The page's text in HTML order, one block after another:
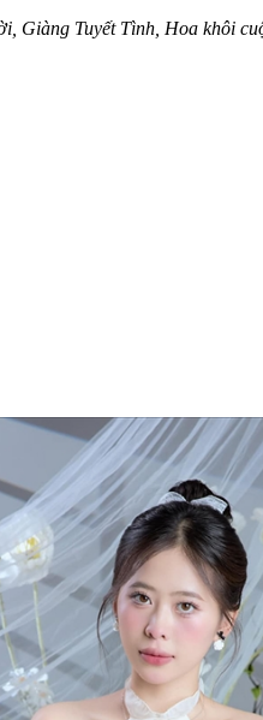
Giàng Tuyết Tình, Hoa khôi